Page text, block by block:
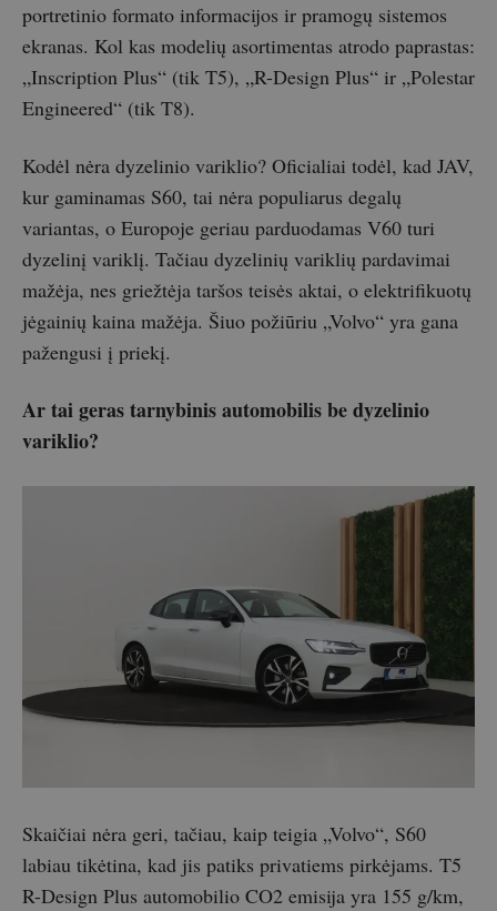
portretinio formato informacijos ir pramogų sistemos
ekranas. Kol kas modelių asortimentas atrodo paprastas:
„Inscription Plus“ (tik T5), „R-Design Plus“ ir „Polestar
Engineered“ (tik T8).
Kodėl nėra dyzelinio variklio? Oficialiai todėl, kad JAV,
kur gaminamas S60, tai nėra populiarus degalų
variantas, o Europoje geriau parduodamas V60 turi
dyzelinį variklį. Tačiau dyzelinių variklių pardavimai
mažėja, nes griežtėja taršos teisės aktai, o elektrifikuotų
jėgainių kaina mažėja. Šiuo požiūriu „Volvo“ yra gana
pažengusi į priekį.
Ar tai geras tarnybinis automobilis be dyzelinio
variklio?
Skaičiai nėra geri, tačiau, kaip teigia „Volvo“, S60
labiau tikėtina, kad jis patiks privatiems pirkėjams. T5
R-Design Plus automobilio CO2 emisija yra 155 g/km,